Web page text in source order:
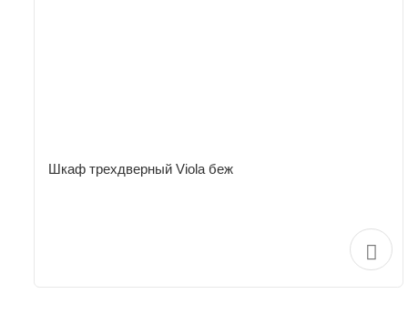
Шкаф трехдверный Viola беж